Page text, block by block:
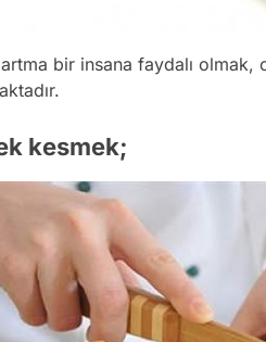
bir insana faydalı olmak,
kesmek;